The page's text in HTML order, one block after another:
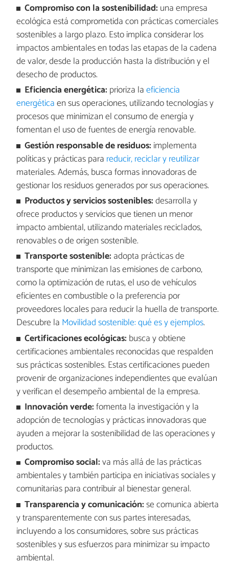
Compromiso con la sostenibilidad: una empresa
ecológica está comprometida con prácticas comerciales
sostenibles a largo plazo. Esto implica considerar los
impactos ambientales en todas las etapas de la cadena
de valor, desde la producción hasta la distribución y el
desecho de productos.
Eficiencia energética: prioriza laeficiencia
energéticaen sus operaciones, utilizando tecnologías y
procesos que minimizan el consumo de energía y
fomentan el uso de fuentes de energía renovable.
Gestión responsable de residuos: implementa
políticas y prácticas para reducir, reciclar y reutilizar
materiales. Además, busca formas innovadoras de
gestionar los residuos generados por sus operaciones.
Productos y servicios sostenibles:desarrolla y
ofrece productos y servicios que tienen un menor
impacto ambiental, utilizando materiales reciclados,
renovables o de origen sostenible.
Transporte sostenible: adopta prácticas de
transporte que minimizan las emisiones de carbono,
como la optimización de rutas, el uso de vehículos
eficientes en combustible o la preferencia por
proveedores locales para reducir la huella de transporte.
Descubre la Movilidad sostenible: qué es y ejemplos.
Certificaciones ecológicas: busca y obtiene
certificaciones ambientales reconocidas que respalden
sus prácticas sostenibles. Estas certificaciones pueden
provenir de organizaciones independientes que evalúan
y verifican el desempeño ambiental de la empresa.
Innovación verde:fomenta la investigación y la
adopción de tecnologías y prácticas innovadoras que
ayuden a mejorar la sostenibilidad de las operaciones y
productos.
Compromiso social:va más allá de las prácticas
ambientales y también participa en iniciativas sociales y
comunitarias para contribuir al bienestar general.
Transparencia y comunicación:se comunica abierta
y transparentemente con sus partes interesadas,
incluyendo a los consumidores, sobre sus prácticas
sostenibles y sus esfuerzos para minimizar su impacto
ambiental.